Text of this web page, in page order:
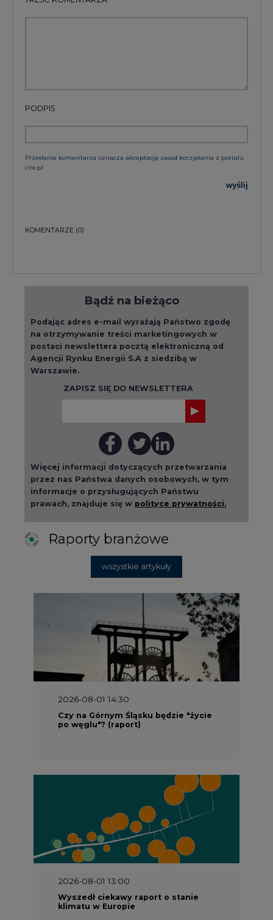
PODPIS
Przesłanie komentarza oznacza akceptację zasad korzystania z portalu
cire.pl
wyślij
KOMENTARZE (0)
Bądź na bieżąco
Podając adres e-mail wyrażają Państwo zgodę
na otrzymywanie treści marketingowych w
postaci newslettera pocztą elektroniczną od
Agencji Rynku Energii S.A z siedzibą w
Warszawie.
ZAPISZ SIĘ DO NEWSLETTERA
Więcej informacji dotyczących przetwarzania
przez nas Państwa danych osobowych, w tym
informacje o przysługujących Państwu
prawach, znajduje się w polityce prywatności.
Raporty branżowe
wszystkie artykuły
2026-08-01 14:30
Czy na Górnym Śląsku będzie "życie
po węglu"? (raport)
2026-08-01 13:00
Wyszedł ciekawy raport o stanie
klimatu w Europie